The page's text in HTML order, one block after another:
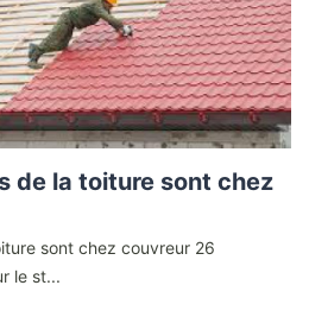
de la toiture sont chez
sont chez couvreur 26
le st...